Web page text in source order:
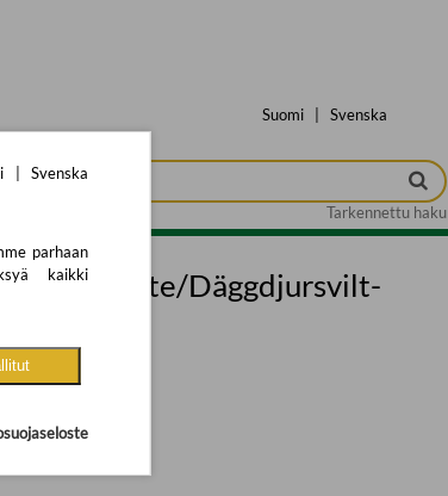
Suomi Svenska
Tarkennettu haku
juliste/Däggdjursvilt-
(Arvostelut: 14)
Svenska
parhaan
kaikki